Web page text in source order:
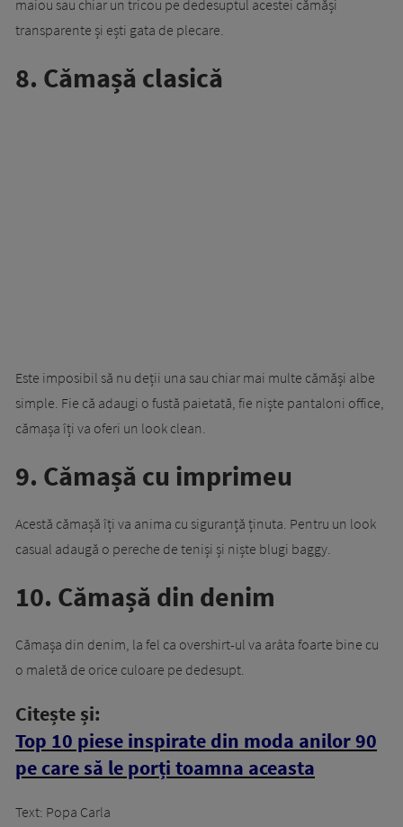
maiou sau chiar un tricou pe dedesuptul acestei cămăși
transparente și ești gata de plecare.
8. Cămașă clasică
Este imposibil să nu deții una sau chiar mai multe cămăși albe
simple. Fie că adaugi o fustă paietată, fie niște pantaloni office,
cămașa îți va oferi un look clean.
9. Cămașă cu imprimeu
Acestă cămașă îți va anima cu siguranță ținuta. Pentru un look
casual adaugă o pereche de teniși și niște blugi baggy.
10. Cămașă din denim
Cămașa din denim, la fel ca overshirt-ul va arâta foarte bine cu
o maletă de orice culoare pe dedesupt.
Citește și:
Top 10 piese inspirate din moda anilor 90
pe care să le porți toamna aceasta
Text: Popa Carla